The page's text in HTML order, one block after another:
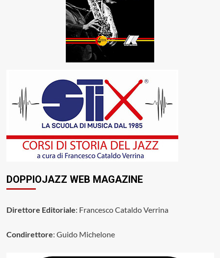
DOPPIOJAZZ WEB MAGAZINE
Direttore Editoriale: Francesco Cataldo Verrina
Condirettore: Guido Michelone